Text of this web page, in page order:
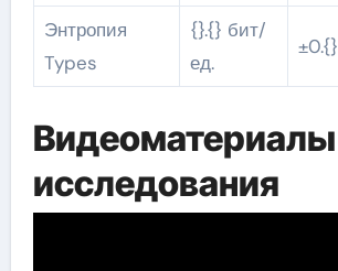
Энтропия
Types
{}.{} бит/
ед.
±0.{}
Видеоматериалы
исследования